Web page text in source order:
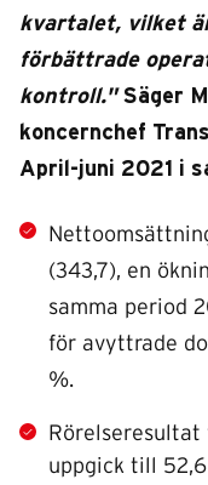
kvartalet, vilket
förbättrade
kontroll."Säger
koncernchef
April-juni 2021 i
(343,7), en
samma period
för avyttrade
%.
Rörelseresultat
uppgick till 52,6